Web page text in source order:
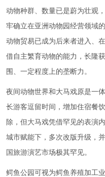
动物种群、数量已是蔚为壮观
牢确立在亚洲动物园经营领域
动物贸易已成为后来者进入、
借自主繁育动物的能力，长隆
围、一定程度上的垄断力。
夜间动物世界和大马戏原是一
长游客逗留时间，增加住宿餐
除，但大马戏凭借罕见的表演
城市赋能下，多次改版升级，
国旅游演艺市场极其罕见。
鳄鱼公园可视为鳄鱼养殖加工